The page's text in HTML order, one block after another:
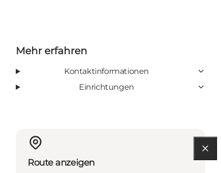
Mehr erfahren
Kontaktinformationen
Einrichtungen
Route anzeigen